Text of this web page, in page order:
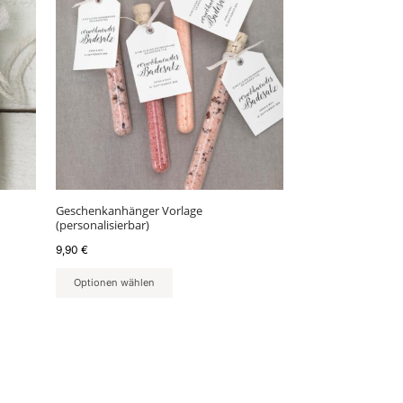
Geschenkanhänger Vorlage
(personalisierbar)
9,90 €
Optionen wählen